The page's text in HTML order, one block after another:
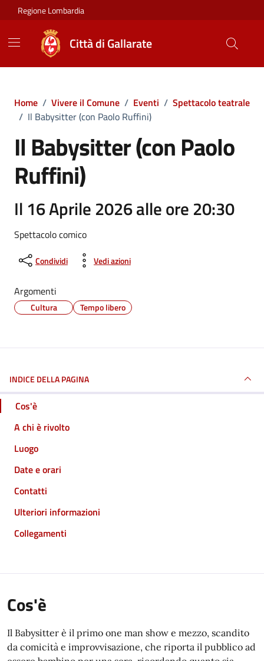
Vai ai contenuti
Vai al footer
Regione Lombardia
Città di Gallarate
Home / Vivere il Comune / Eventi / Spettacolo teatrale
/ Il Babysitter (con Paolo Ruffini)
Il Babysitter (con Paolo
Ruffini)
Il 16 Aprile 2026 alle ore 20:30
Spettacolo comico
Condividi Vedi azioni
Argomenti
Cultura Tempo libero
INDICE DELLA PAGINA
Cos'è
A chi è rivolto
Luogo
Date e orari
Contatti
Ulteriori informazioni
Collegamenti
Cos'è
Il Babysitter è il primo one man show e mezzo, scandito
da comicità e improvvisazione, che riporta il pubblico ad